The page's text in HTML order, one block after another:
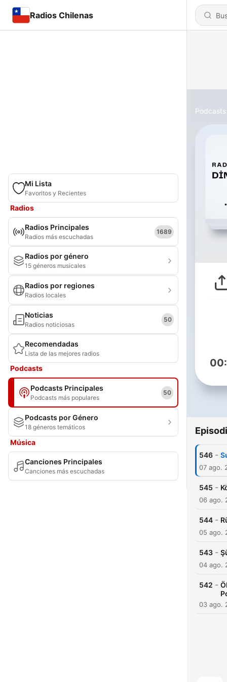
Radios Chilenas
Mi Lista
Favoritos y Recientes
Radios
Radios Principales
Radios más escuchadas
1689
Radios por género
15 géneros musicales
Radios por regiones
Radios locales
Noticias
Radios noticiosas
50
Recomendadas
Lista de las mejores radios
Podcasts
Podcasts Principales
Podcasts más populares
50
Podcasts por Género
18 géneros temáticos
Música
Canciones Principales
Canciones más escuchadas
Podcasts
546 -
07 ago.
545 -
06 ago.
544 -
05 ago.
543 -
04 ago.
542 -
03 ago.